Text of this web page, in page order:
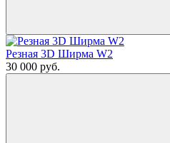
Резная 3D Ширма W2
30 000 руб.